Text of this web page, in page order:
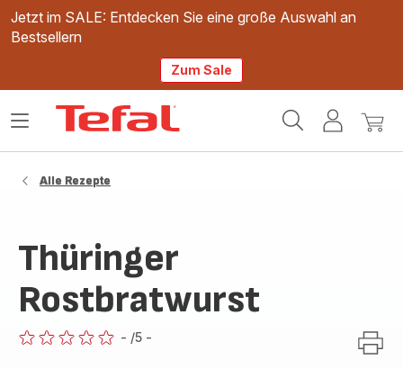
Jetzt im SALE: Entdecken Sie eine große Auswahl an
Bestsellern
Zum Sale
Mein
Mein
Das
Alle Rezepte
Thüringer
Rostbratwurst
- /5 -